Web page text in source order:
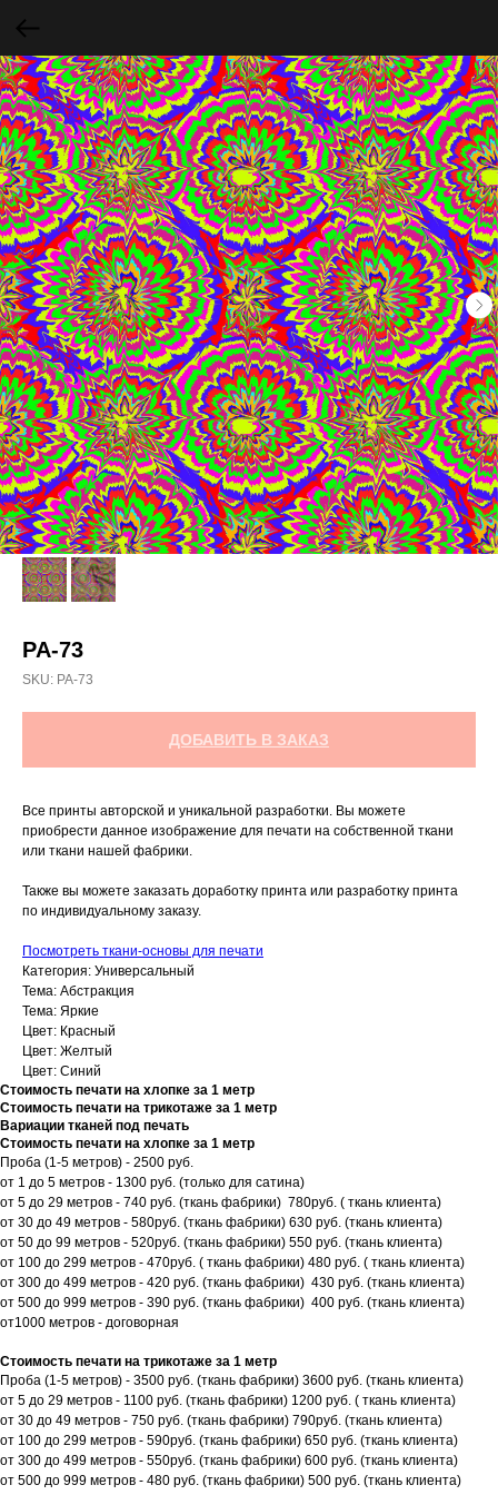
PA-73
SKU: РА-73
ДОБАВИТЬ В ЗАКАЗ
Все принты авторской и уникальной разработки. Вы можете
приобрести данное изображение для печати на собственной ткани
или ткани нашей фабрики.
Также вы можете заказать доработку принта или разработку принта
по индивидуальному заказу.
Посмотреть ткани-основы для печати
Категория: Универсальный
Тема: Абстракция
Тема: Яркие
Цвет: Красный
Цвет: Желтый
Цвет: Синий
Стоимость печати на хлопке за 1 метр
Стоимость печати на трикотаже за 1 метр
Вариации тканей под печать
Стоимость печати на хлопке за 1 метр
Проба (1-5 метров) - 2500 руб.
от 1 до 5 метров - 1300 руб. (только для сатина)
от 5 до 29 метров - 740 руб. (ткань фабрики) 780руб. ( ткань клиента)
от 30 до 49 метров - 580руб. (ткань фабрики) 630 руб. (ткань клиента)
от 50 до 99 метров - 520руб. (ткань фабрики) 550 руб. (ткань клиента)
от 100 до 299 метров - 470руб. ( ткань фабрики) 480 руб. ( ткань клиента)
от 300 до 499 метров - 420 руб. (ткань фабрики) 430 руб. (ткань клиента)
от 500 до 999 метров - 390 руб. (ткань фабрики) 400 руб. (ткань клиента)
от1000 метров - договорная
Стоимость печати на трикотаже за 1 метр
Проба (1-5 метров) - 3500 руб. (ткань фабрики) 3600 руб. (ткань клиента)
от 5 до 29 метров - 1100 руб. (ткань фабрики) 1200 руб. ( ткань клиента)
от 30 до 49 метров - 750 руб. (ткань фабрики) 790руб. (ткань клиента)
от 100 до 299 метров - 590руб. (ткань фабрики) 650 руб. (ткань клиента)
от 300 до 499 метров - 550руб. (ткань фабрики) 600 руб. (ткань клиента)
от 500 до 999 метров - 480 руб. (ткань фабрики) 500 руб. (ткань клиента)